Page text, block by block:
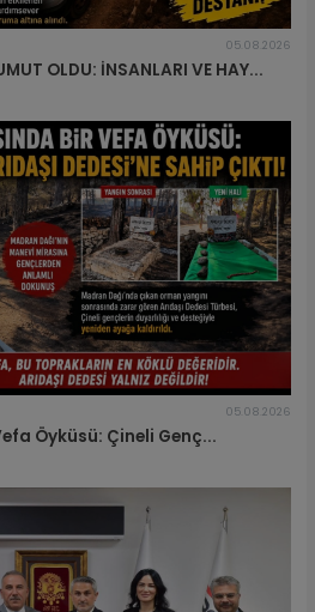
05.08.2026
OLDU: İNSANLARI VE HAY...
05.08.2026
Öyküsü: Çineli Genç...